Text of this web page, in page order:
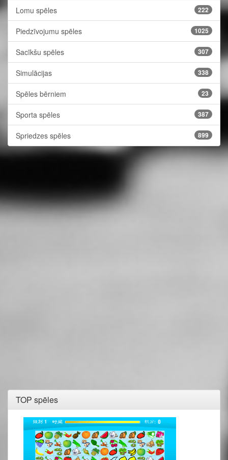
Lomu spēles 222
Piedzīvojumu spēles 1025
Sacīkšu spēles 307
Simulācijas 338
Spēles bērniem 23
Sporta spēles 387
Spriedzes spēles 899
TOP spēles